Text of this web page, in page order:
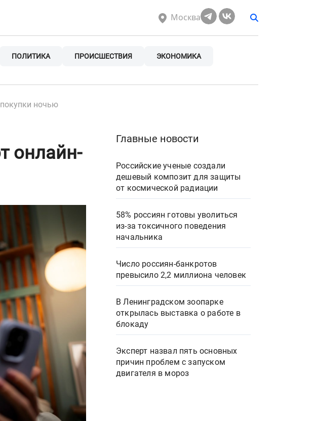
Москва
ПОЛИТИКА ПРОИСШЕСТВИЯ ЭКОНОМИКА
ночью
онлайн-
Главные новости
Российские ученые создали
дешевый композит для защиты
от космической радиации
58% россиян готовы уволиться
из-за токсичного поведения
начальника
Число россиян-банкротов
превысило 2,2 миллиона человек
В Ленинградском зоопарке
открылась выставка о работе в
блокаду
Эксперт назвал пять основных
причин проблем с запуском
двигателя в мороз